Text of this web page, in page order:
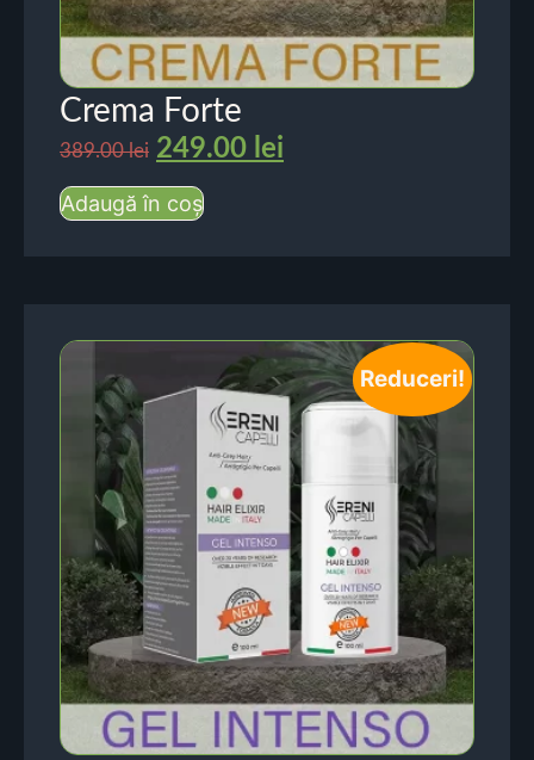
Crema Forte
389.00lei 249.00 lei
Adaugă în coș
Reduceri!